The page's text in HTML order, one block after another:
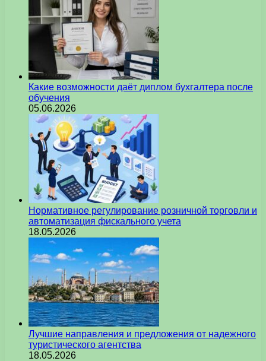
Какие возможности даёт диплом бухгалтера после
обучения
05.06.2026
Нормативное регулирование розничной торговли и
автоматизация фискального учета
18.05.2026
Лучшие направления и предложения от надежного
туристического агентства
18.05.2026